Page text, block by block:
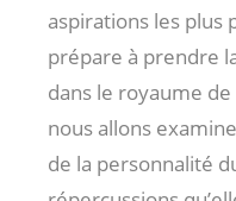
aspirations les plus
prépare à prendre
dans le royaume
nous allons
de la personnalité